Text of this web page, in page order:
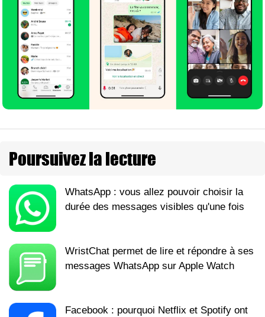
Poursuivez la lecture
WhatsApp : vous allez pouvoir choisir la
durée des messages visibles qu'une fois
WristChat permet de lire et répondre à ses
messages WhatsApp sur Apple Watch
Facebook : pourquoi Netflix et Spotify ont